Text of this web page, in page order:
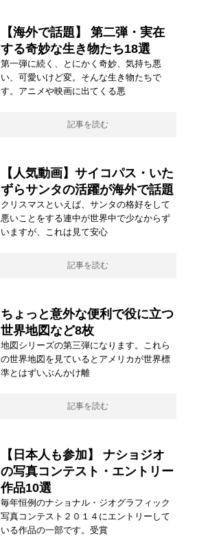
【海外で話題】 第二弾・実在
する奇妙な生き物たち18選
第一弾に続く、とにかく奇妙、気持ち悪
い、可愛いけど変。そんな生き物たちで
す。アニメや映画に出てくる悪
記事を読む
【人気動画】サイコパス・いた
ずらサンタの活躍が海外で話題
クリスマスといえば、サンタの格好をして
悪いことをする連中が世界中で少なからず
いますが、これは見て安心
記事を読む
ちょっと意外な便利で役に立つ
世界地図など8枚
地図シリーズの第三弾になります。これら
の世界地図を見ているとアメリカが世界標
準とはずいぶんかけ離
記事を読む
【日本人も参加】 ナショジオ
の写真コンテスト・エントリー
作品10選
毎年恒例のナショナル・ジオグラフィック
写真コンテスト２０１４にエントリーして
いる作品の一部です。受賞